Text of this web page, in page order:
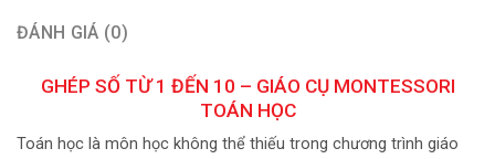
ĐÁNH GIÁ (0)
GHÉP SỐ TỪ 1 ĐẾN 10 – GIÁO CỤ MONTESSORI
TOÁN HỌC
Toán học là môn học không thể thiếu trong chương trình giáo